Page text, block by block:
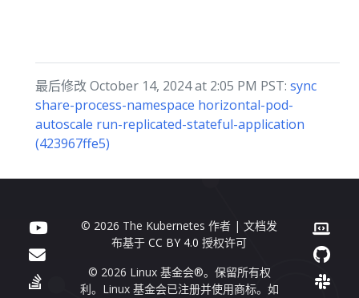
最后修改 October 14, 2024 at 2:05 PM PST: sync
share-process-namespace horizontal-pod-
autoscale run-replicated-stateful-application
(423967ffe5)
© 2026 The Kubernetes 作者 | 文档发
布基于CC BY 4.0 授权许可
© 2026 Linux 基金会®。保留所有权
利。Linux 基金会已注册并使用商标。如